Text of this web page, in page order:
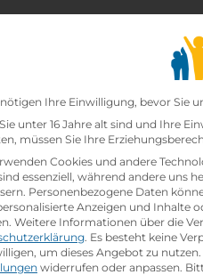
Lehrbetriebe
Ihre Einwilligung, bevor Sie
unter 16 Jahre alt sind und Ihre
müssen Sie Ihre
Cookies und andere
essenziell, während andere uns
Personenbezogene Daten
Anzeigen und Inhalte
Weitere Informationen über die
. Es besteht keine
um dieses Angebot zu nutzen.
widerrufen oder anpassen.